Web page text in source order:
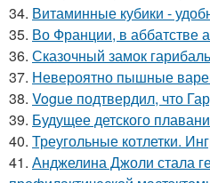
34. Витаминные кубики -
35. Во Франции, в аббатстве
36. Сказочный замок
37. Невероятно пышные
38. Vogue подтвердил, что
39. Будущее детского
40. Треугольные котлетки.
41. Анджелина Джоли стала